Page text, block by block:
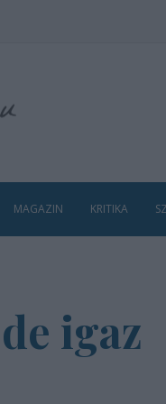
MAGAZIN KRITIKA
igaz